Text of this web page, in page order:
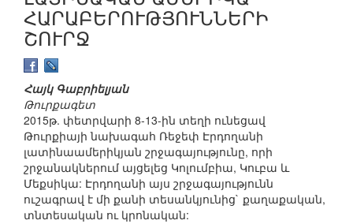
ՀԱՐԱԲԵՐՈՒԹՅՈՒՆՆԵՐԻ
ՇՈՒՐՋ
Հայկ Գաբրիելյան
Թուրքագետ
2015թ. փետրվարի 8-13-ին տեղի ունեցավ
Թուրքիայի նախագահ Ռեջեփ Էրդողանի
լատինաամերիկյան շրջագայությունը, որի
շրջանակներում այցելեց Կոլումբիա, Կուբա և
Մեքսիկա: Էրդողանի այս շրջագայությունն
ուշագրավ է մի քանի տեսանկյունից` քաղաքական,
տնտեսական ու կրոնական: